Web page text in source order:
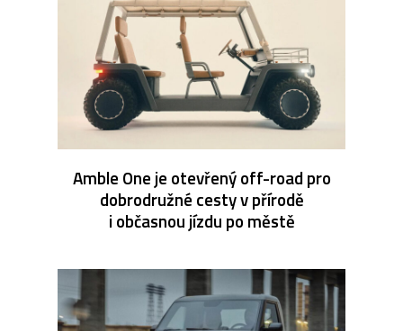
Amble One je otevřený off-road pro
dobrodružné cesty v přírodě
i občasnou jízdu po městě